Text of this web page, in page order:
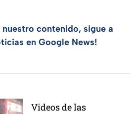
nuestro contenido, sigue a
en Google News!
Videos de las